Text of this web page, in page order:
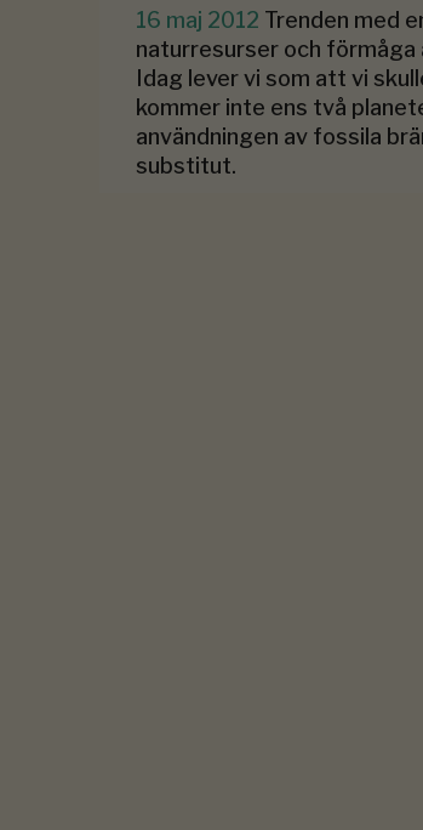
16 maj 2012 Trenden med
naturresurser och förmåga
Idag lever vi som att vi
kommer inte ens två
användningen av fossila
substitut.